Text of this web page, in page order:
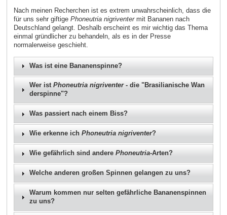
Nach meinen Recherchen ist es extrem unwahrscheinlich, dass die
für uns sehr giftige Phoneutria nigriventermit Bananen nach
Deutschland gelangt. Deshalb erscheint es mir wichtig das Thema
einmal gründlicher zu behandeln, als es in der Presse
normalerweise geschieht.
Was ist eine Bananenspinne?
Wer istPhoneutria nigriventer- die "Brasilianische Wan
derspinne"?
Was passiert nach einem Biss?
Wie erkenne ichPhoneutria nigriventer?
Wie gefährlich sind anderePhoneutria-Arten?
Welche anderen großen Spinnen gelangen zu uns?
Warum kommen nur selten gefährliche Bananenspinnen
zu uns?